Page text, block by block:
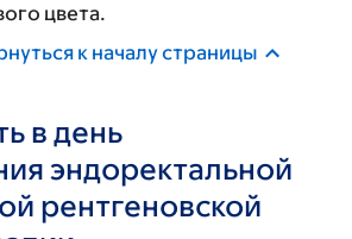
цвета.
к началу страницы
в день
эндоректальной
рентгеновской